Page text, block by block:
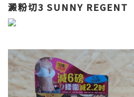
澱粉切3 SUNNY REGENT